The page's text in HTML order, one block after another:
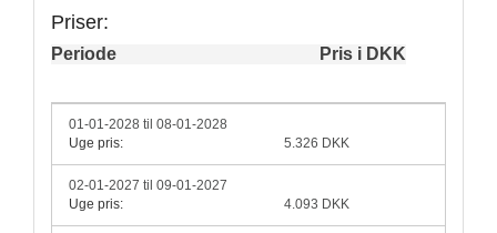
Priser:
Periode Pris i DKK
01-01-2028 til 08-01-2028
Uge pris:
5.326 DKK
02-01-2027 til 09-01-2027
Uge pris:
4.093 DKK